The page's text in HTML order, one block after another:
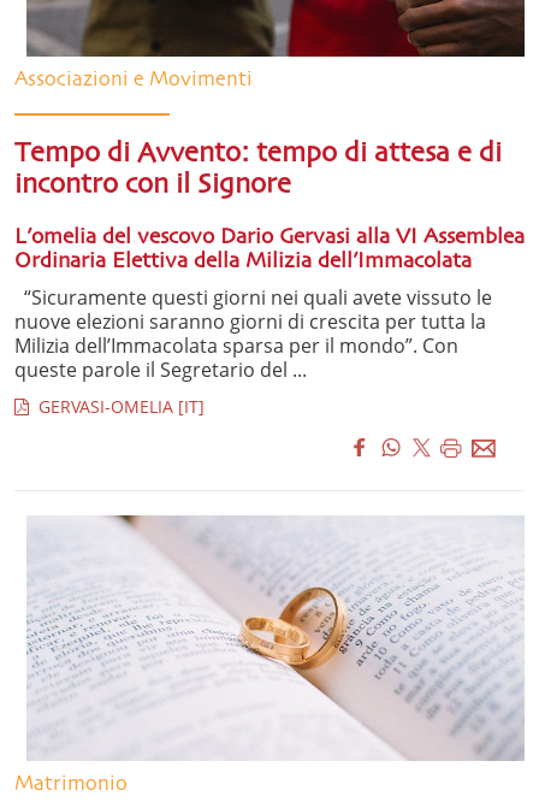
Associazioni e Movimenti
Tempo di Avvento: tempo di attesa e di
incontro con il Signore
L’omelia del vescovo Dario Gervasi alla VI Assemblea
Ordinaria Elettiva della Milizia dell’Immacolata
“Sicuramente questi giorni nei quali avete vissuto le
nuove elezioni saranno giorni di crescita per tutta la
Milizia dell’Immacolata sparsa per il mondo”. Con
queste parole il Segretario del ...
GERVASI-OMELIA [IT]
Matrimonio